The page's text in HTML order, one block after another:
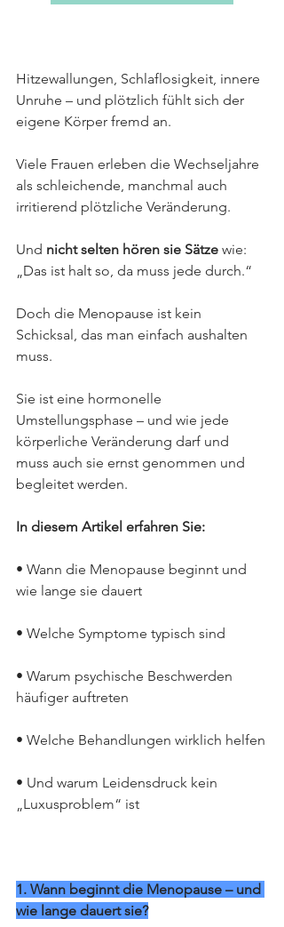
Hitzewallungen, Schlaflosigkeit, innere
Unruhe – und plötzlich fühlt sich der
eigene Körper fremd an.
Viele Frauen erleben die Wechseljahre
als schleichende, manchmal auch
irritierend plötzliche Veränderung.
Und nicht selten hören sie Sätze wie:
„Das ist halt so, da muss jede durch.“
Doch die Menopause ist kein
Schicksal, das man einfach aushalten
muss.
Sie ist eine hormonelle
Umstellungsphase – und wie jede
körperliche Veränderung darf und
muss auch sie ernst genommen und
begleitet werden.
In diesem Artikel erfahren Sie:
• Wann die Menopause beginnt und
wie lange sie dauert
• Welche Symptome typisch sind
• Warum psychische Beschwerden
häufiger auftreten
• Welche Behandlungen wirklich helfen
• Und warum Leidensdruck kein
„Luxusproblem“ ist
1. Wann beginnt die Menopause – und
wie lange dauert sie?